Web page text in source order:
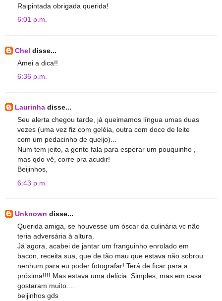
Raipintada obrigada querida!
6:01 p.m.
Chel disse...
Amei a dica!!
6:36 p.m.
Laurinha disse...
Seu alerta chegou tarde, já queimamos língua umas duas
vezes (uma vez fiz com geléia, outra com doce de leite
com um pedacinho de queijo)...
Num tem jeito, a gente fala para esperar um pouquinho ,
mas qdo vê, corre pra acudir!
Beijinhos,
6:43 p.m.
Unknown disse...
Querida amiga, se houvesse um óscar da culinária vc não
teria adversária à altura.
Já agora, acabei de jantar um franguinho enrolado em
bacon, receita sua, que de tão mau que estava não sobrou
nenhum para eu poder fotografar! Terá de ficar para a
próxima!!!! Mas estava uma delícia. Simples, mas em casa
gostaram muito....
beijinhos gds